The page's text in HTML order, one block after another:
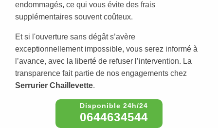
endommagés, ce qui vous évite des frais
supplémentaires souvent coûteux.
Et si l'ouverture sans dégât s’avère
exceptionnellement impossible, vous serez informé à
l’avance, avec la liberté de refuser l’intervention. La
transparence fait partie de nos engagements chez
Serrurier Chaillevette.
0644634544